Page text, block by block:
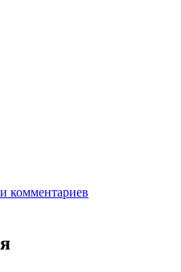
комментариев